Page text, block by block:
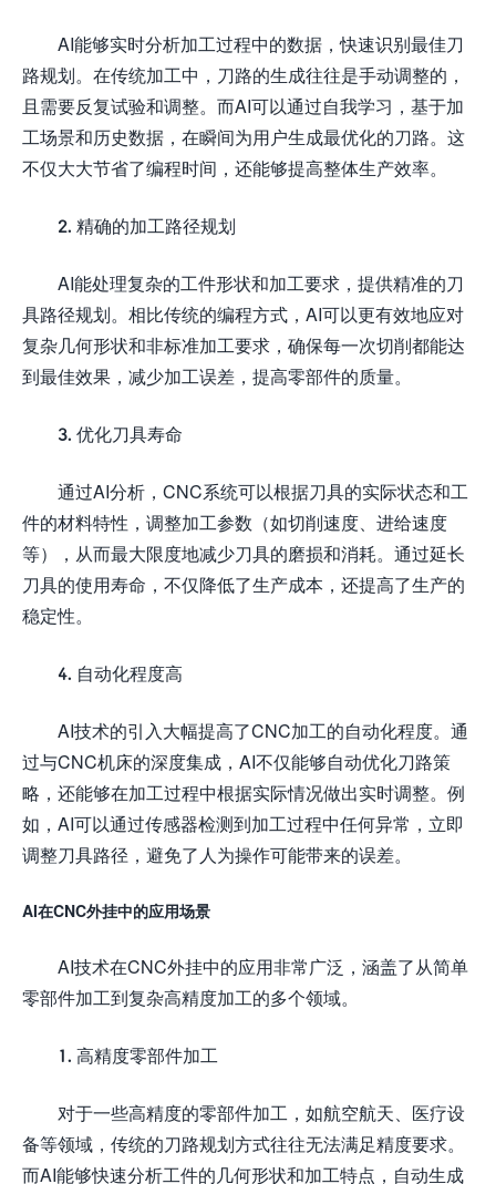
AI能够实时分析加工过程中的数据，快速识别最佳刀
路规划。在传统加工中，刀路的生成往往是手动调整的，
且需要反复试验和调整。而AI可以通过自我学习，基于加
工场景和历史数据，在瞬间为用户生成最优化的刀路。这
不仅大大节省了编程时间，还能够提高整体生产效率。
2. 精确的加工路径规划
AI能处理复杂的工件形状和加工要求，提供精准的刀
具路径规划。相比传统的编程方式，AI可以更有效地应对
复杂几何形状和非标准加工要求，确保每一次切削都能达
到最佳效果，减少加工误差，提高零部件的质量。
3. 优化刀具寿命
通过AI分析，CNC系统可以根据刀具的实际状态和工
件的材料特性，调整加工参数（如切削速度、进给速度
等），从而最大限度地减少刀具的磨损和消耗。通过延长
刀具的使用寿命，不仅降低了生产成本，还提高了生产的
稳定性。
4. 自动化程度高
AI技术的引入大幅提高了CNC加工的自动化程度。通
过与CNC机床的深度集成，AI不仅能够自动优化刀路策
略，还能够在加工过程中根据实际情况做出实时调整。例
如，AI可以通过传感器检测到加工过程中任何异常，立即
调整刀具路径，避免了人为操作可能带来的误差。
AI在CNC外挂中的应用场景
AI技术在CNC外挂中的应用非常广泛，涵盖了从简单
零部件加工到复杂高精度加工的多个领域。
1. 高精度零部件加工
对于一些高精度的零部件加工，如航空航天、医疗设
备等领域，传统的刀路规划方式往往无法满足精度要求。
而AI能够快速分析工件的几何形状和加工特点，自动生成